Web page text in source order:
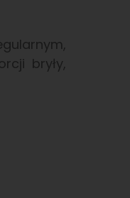
bryły,